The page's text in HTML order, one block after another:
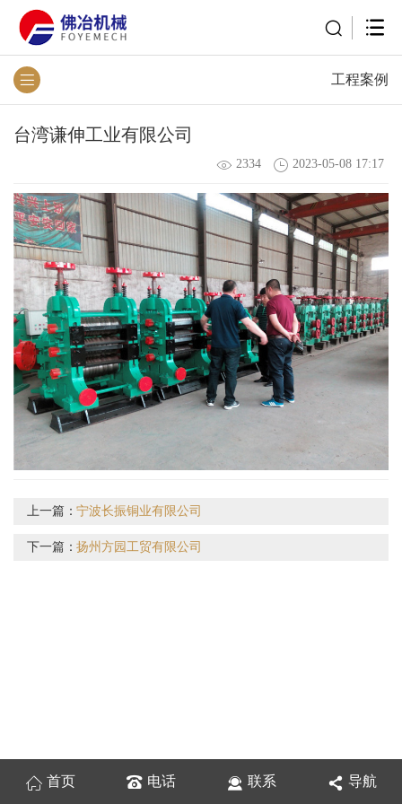
工程案例
台湾谦伸工业有限公司
2334 2023-05-08 17:17
上一篇：宁波长振铜业有限公司
下一篇：扬州方园工贸有限公司
首页 电话 联系 导航